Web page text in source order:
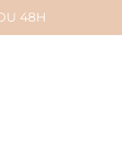
48H